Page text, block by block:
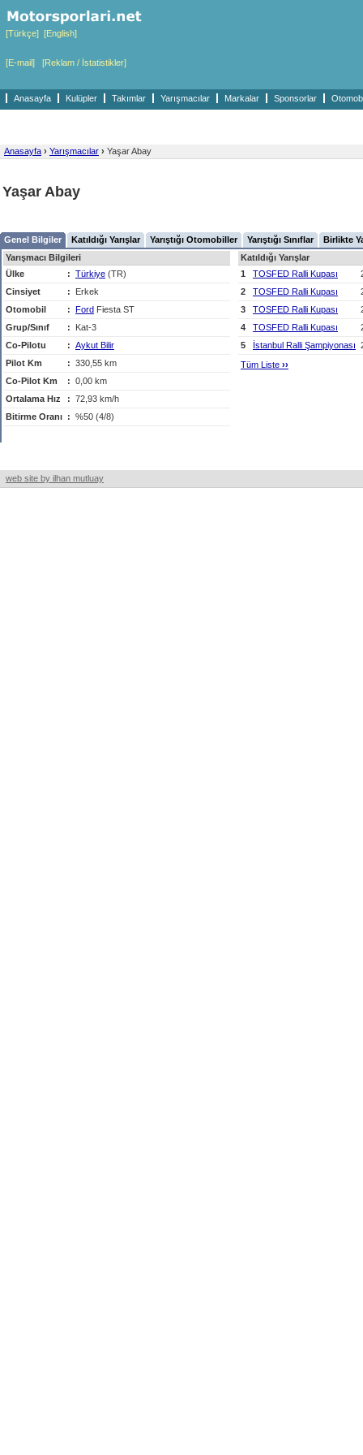
[Türkçe] [English]
[E-mail] [Reklam / İstatistikler]
Anasayfa Kulüpler Takımlar Yarışmacılar Markalar Sponsorlar
Anasayfa › Yarışmacılar › Yaşar Abay
Yaşar Abay
Genel Bilgiler Katıldığı Yarışlar Yarıştığı Otomobiller Yarıştığı Sınıflar
Birlikte
Yarışmacı Bilgileri
Ülke
: Türkiye (TR)
Cinsiyet
:
Erkek
Otomobil
: Ford Fiesta ST
Grup/Sınıf
:
Kat-3
Co-Pilotu
: Aykut Bilir
Pilot Km
: 330,55 km
Co-Pilot Km
: 0,00 km
Ortalama Hız
: 72,93 km/h
Bitirme Oranı : %50 (4/8)
Katıldığı Yarışlar
1
TOSFED Ralli Kupası
2
TOSFED Ralli Kupası
3
TOSFED Ralli Kupası
4
TOSFED Ralli Kupası
5
İstanbul Ralli Şampiyonası
Tüm Liste ››
web site by ilhan mutluay